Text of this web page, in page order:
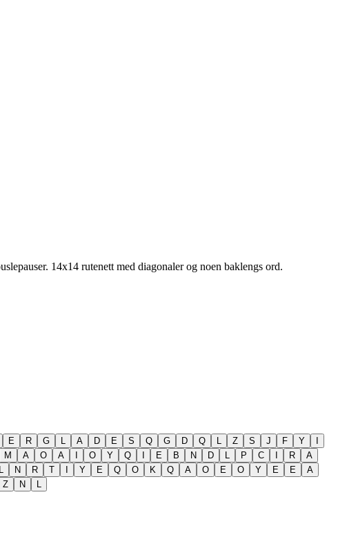
14x14 rutenett med diagonaler og noen baklengs ord.
E R G L A D E S Q G D Q L Z S J F Y
I
M A O A I O Y Q I E B N D L P C I R
A
L N R T I Y E Q O K Q A O E O Y E E
A
Z N L